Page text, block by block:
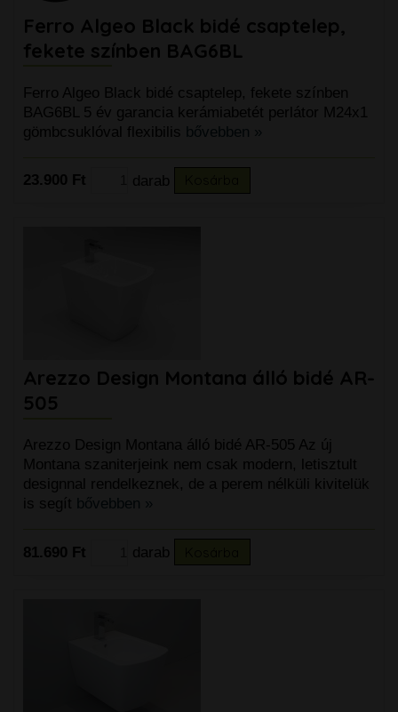
Ferro Algeo Black bidé csaptelep,
fekete színben BAG6BL
Ferro Algeo Black bidé csaptelep, fekete színben
BAG6BL 5 év garancia kerámiabetét perlátor M24x1
gömbcsuklóval flexibilis bővebben »
23.900 Ft darab
Arezzo Design Montana álló bidé AR-
505
Arezzo Design Montana álló bidé AR-505 Az új
Montana szaniterjeink nem csak modern, letisztult
designnal rendelkeznek, de a perem nélküli kivitelük
is segít bővebben »
81.690 Ft darab